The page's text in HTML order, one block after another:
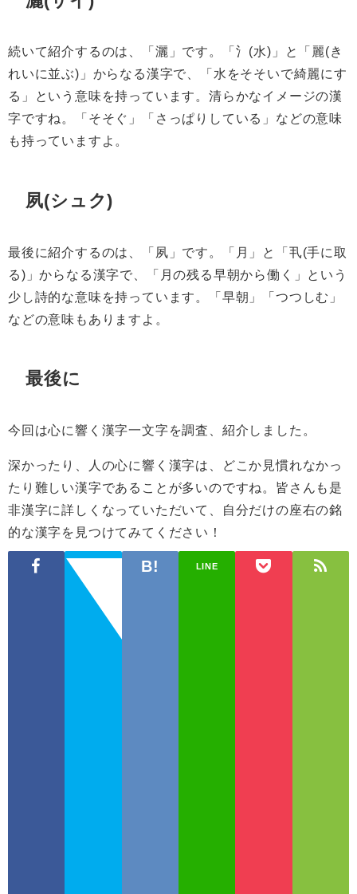
続いて紹介するのは、「灑」です。「氵(水)」と「麗(き
れいに並ぶ)」からなる漢字で、「水をそそいで綺麗にす
る」という意味を持っています。清らかなイメージの漢
字ですね。「そそぐ」「さっぱりしている」などの意味
も持っていますよ。
夙(シュク)
最後に紹介するのは、「夙」です。「月」と「丮(手に取
る)」からなる漢字で、「月の残る早朝から働く」という
少し詩的な意味を持っています。「早朝」「つつしむ」
などの意味もありますよ。
最後に
今回は心に響く漢字一文字を調査、紹介しました。
深かったり、人の心に響く漢字は、どこか見慣れなかっ
たり難しい漢字であることが多いのですね。皆さんも是
非漢字に詳しくなっていただいて、自分だけの座右の銘
的な漢字を見つけてみてください！
LINE